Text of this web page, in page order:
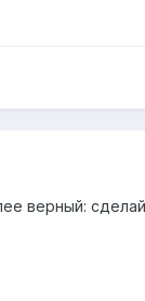
верный: